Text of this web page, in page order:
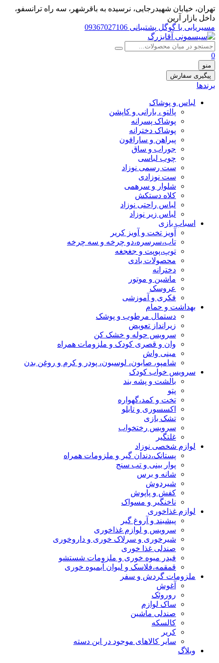
تهران، خيابان شهيدرجايى، نرسیده به باقرشهر، سه راه ترانسفو،
داخل بازار آرین
مسیریابی با گوگل پشتیبانی 09367027106
0
منو
پیگیری سفارش
برندها
لباس و پوشاک
پالتو ، بارانی و کاپشن
پوشاک پسرانه
پوشاک دخترانه
پیراهن و سارافون
جوراب و ساق
چوب لباسی
ست رسمی نوزاد
ست نوزادی
شلوار و سرهمی
کلاه دستکش
لباس راحتی نوزاد
لباس زیر نوزاد
اسباب بازی
آویز تخت و آویز کریر
تاب،سرسره،دو چرخه و سه چرخه
توپ،پوپت و جغجغه
محصولات بادی
دخترانه
ماشین و موتور
عروسک
فکری و آموزشی
بهداشت و حمام
دستمال مرطوب و پوشک
زیرانداز تعویض
سرویس حوله و خشک کن
وان و قصری کودک و ملزومات همراه
مینی واش
شامپو، صابون، لوسیون، پودر و کرم و روغن بدن
سرویس خواب کودک
بالشت و پشه بند
پتو
تخت و کمد،گهواره
اکسسوری و تابلو
تشک بازی
سرویس رختخواب
غلتگیر
لوازم شخصی نوزاد
پستانک،دندان گیر و ملزومات همراه
پوار بینی و تب سنج
شانه و برس
شیردوش
کفش و پاپوش
ناخنگیر و مسواک
لوازم غذاخوری
پیشبند و آروغ گیر
سرویس و لوازم غذاخوری
شیرخوری و سرلاک خوری و داروخوری
صندلی غذا خوری
فیدر میوه خوری و ملزومات شستشو
قمقمه،فلاسک و لیوان آبمیوه خوری
ملزومات گردش و سفر
آغوش
روروئک
ساک لوازم
صندلی ماشین
کالسکه
کریر
سایر کالاهای موجود در این دسته
وبلاگ